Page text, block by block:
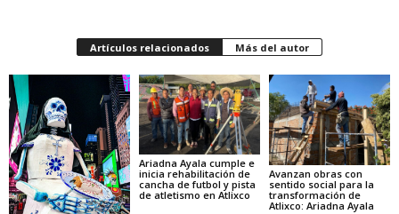
Artículos relacionados Más del autor
Ariadna Ayala cumple e
inicia rehabilitación de
cancha de futbol y pista
de atletismo en Atlixco
Avanzan obras con
sentido social para la
transformación de
Atlixco: Ariadna Ayala